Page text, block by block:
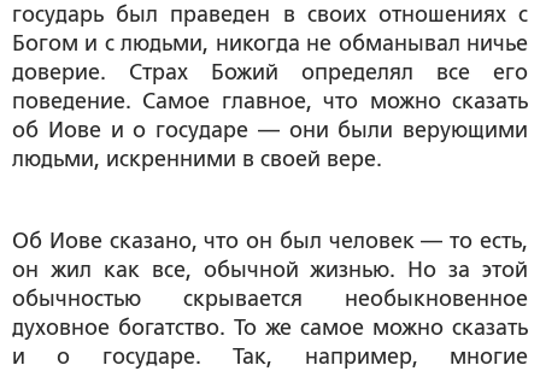
государь был праведен в своих отношениях с
Богом и с людьми, никогда не обманывал ничье
доверие. Страх Божий определял все его
поведение. Самое главное, что можно сказать
об Иове и о государе — они были верующими
людьми, искренними в своей вере.
Об Иове сказано, что он был человек — то есть,
он жил как все, обычной жизнью. Но за этой
обычностью скрывается необыкновенное
духовное богатство. То же самое можно сказать
и о государе. Так, например, многие